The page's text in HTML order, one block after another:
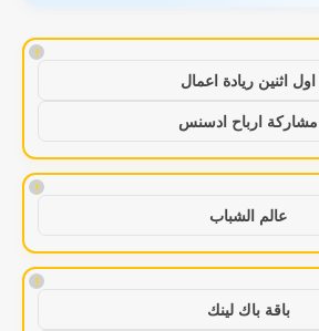
!
اول اثنين ريادة اعمال
مشاركة ارباح ادسنس
!
عالم الشباب
!
باقة باك لينك